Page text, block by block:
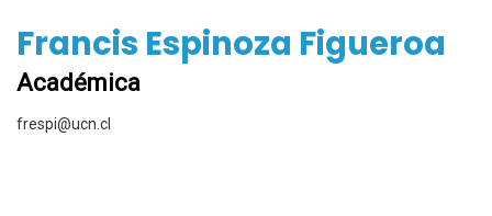
Francis Espinoza Figueroa
Académica
frespi@ucn.cl